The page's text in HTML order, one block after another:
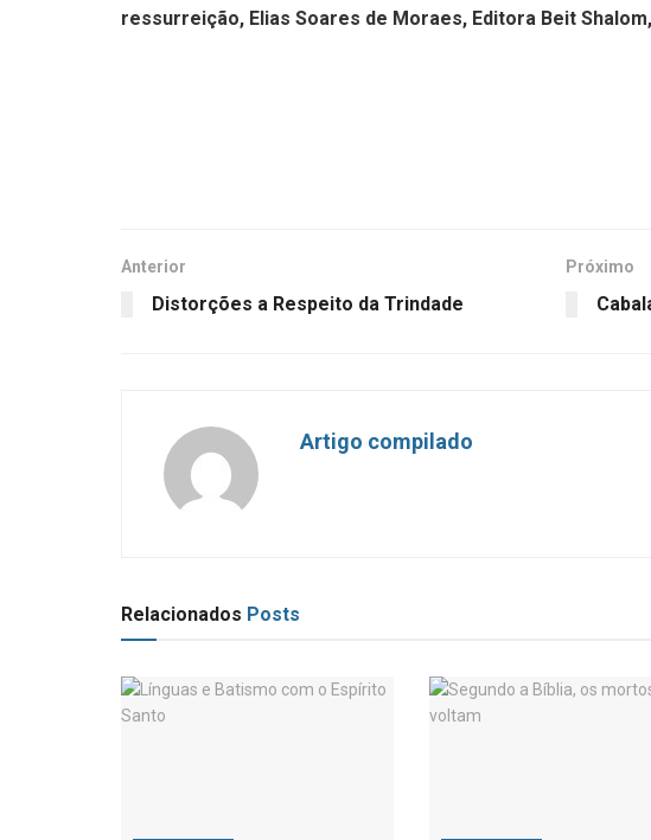
ressurreição, Elias Soares de Moraes, Editora Beit
Anterior
Distorções a Respeito da Trindade
Próximo
Artigo compilado
Relacionados Posts